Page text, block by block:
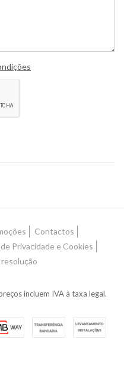
Contactos
Privacidade e Cookies
incluem IVA à taxa legal.